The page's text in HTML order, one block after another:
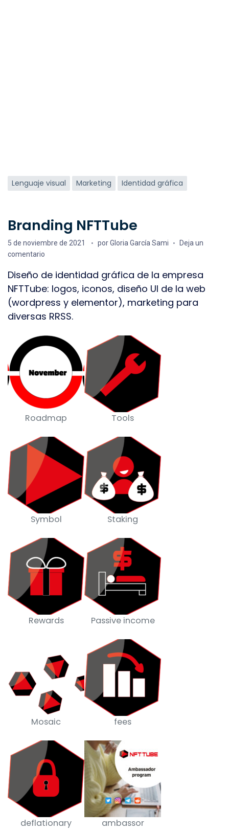
Etiquetas
Lenguaje visual Marketing Identidad gráfica
Branding NFTTube
Fecha de publicación
5 de noviembre de 2021 porGloria García Sami
Deja un
comentario
Diseño de identidad gráfica de la empresa
NFTTube: logos, iconos, diseño UI de la web
(wordpress y elementor), marketing para
diversas RRSS.
Roadmap Tools
Symbol Staking
Rewards Passive income
Mosaic fees
deflationary ambassor